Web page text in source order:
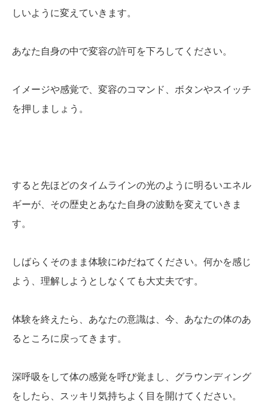
しいように変えていきます。
あなた自身の中で変容の許可を下ろしてください。
イメージや感覚で、変容のコマンド、ボタンやスイッチ
を押しましょう。
すると先ほどのタイムラインの光のように明るいエネル
ギーが、その歴史とあなた自身の波動を変えていきま
す。
しばらくそのまま体験にゆだねてください。何かを感じ
よう、理解しようとしなくても大丈夫です。
体験を終えたら、あなたの意識は、今、あなたの体のあ
るところに戻ってきます。
深呼吸をして体の感覚を呼び覚まし、グラウンディング
をしたら、スッキリ気持ちよく目を開けてください。